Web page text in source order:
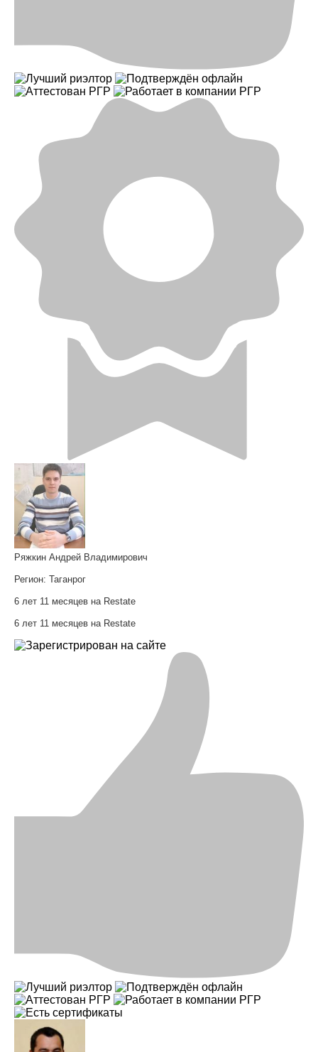
Ряжкин Андрей Владимирович
Регион: Таганрог
6 лет 11 месяцев на Restate
6 лет 11 месяцев на Restate